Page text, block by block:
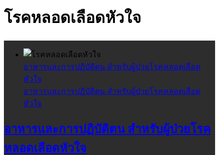
โรคหลอดเลือดหัวใจ
อาหารและการปฏิบัติตน สำหรับผู้ป่วยโรคหลอดเลือด
หัวใจ
อาหารและการปฏิบัติตน สำหรับผู้ป่วยโรคหลอดเลือด
หัวใจ
อาหารและการปฏิบัติตน สำหรับผู้ป่วยโรค
หลอดเลือดหัวใจ